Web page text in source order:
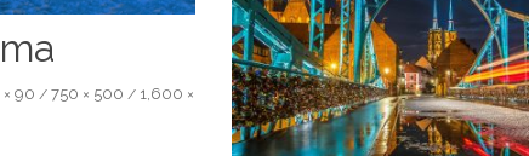
× 90 / 750 × 500 / 1,600 ×